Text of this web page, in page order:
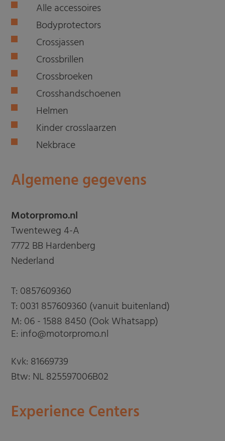
Alle accessoires
Bodyprotectors
Crossjassen
Crossbrillen
Crossbroeken
Crosshandschoenen
Helmen
Kinder crosslaarzen
Nekbrace
Algemene gegevens
Motorpromo.nl
Twenteweg 4-A
7772 BB Hardenberg
Nederland
T: 0857609360
T: 0031 857609360 (vanuit buitenland)
M: 06 - 1588 8450 (Ook Whatsapp)
E: info@motorpromo.nl
Kvk: 81669739
Btw: NL 825597006B02
Experience Centers